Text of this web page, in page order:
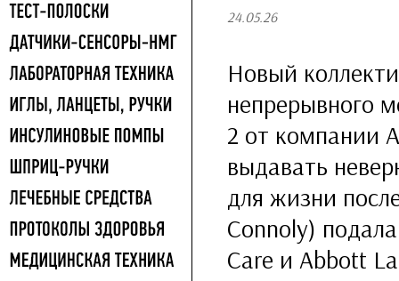
24.05.26
Новый
непрерывного
2 от компании
выдавать
для жизни
Connoly)
Care и Abbott